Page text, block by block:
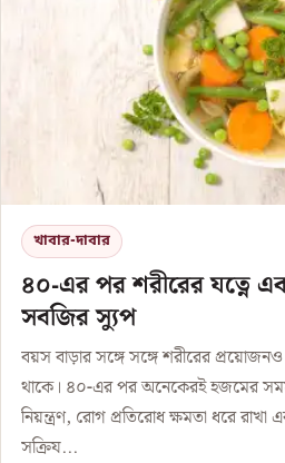
খাবার-দাবার
৪০-এর পর শরীরের যত্নে
সবজির স্যুপ
বয়স বাড়ার সঙ্গে সঙ্গে শরীরের
থাকে। ৪০-এর পর অনেকেরই হজমের
নিয়ন্ত্রণ, রোগ প্রতিরোধ ক্ষমতা ধরে রাখা
সক্রিয...